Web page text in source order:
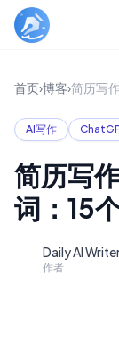
首页›博客›简历写
AI写作
简历写
词：15
Daily AI
作者